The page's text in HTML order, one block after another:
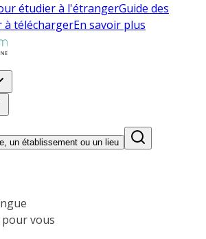
étudier à l'étrangerGuide des
à téléchargerEn savoir plus
un établissement ou un lieu
pour vous